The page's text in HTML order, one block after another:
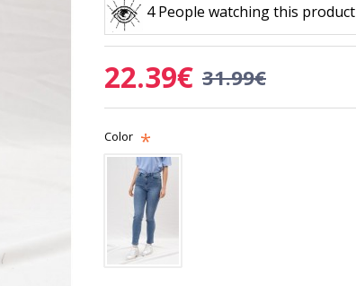
4 People watching this product
22.39€ 31.99€
Color